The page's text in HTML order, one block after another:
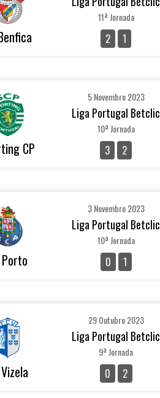
11ª Jornada
2 1
CP
5 Novembro 2023
Liga Portugal Betclic
10ª Jornada
3 2
Porto
3 Novembro 2023
Liga Portugal Betclic
10ª Jornada
0 1
29 Outubro 2023
Liga Portugal Betclic
9ª Jornada
0 2